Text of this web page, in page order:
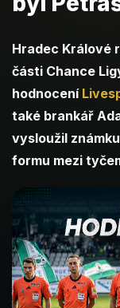
Hradec Králové
části Chance
hodnocení
také brankář
vysloužil
formu mezi